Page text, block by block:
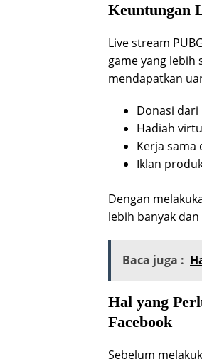
Keuntungan
Live stream
game yang lebih
mendapatkan
Donasi
Hadiah
Kerja sama
Iklan
Dengan
lebih banyak
Baca juga :
Hal yang
Facebook
Sebelum